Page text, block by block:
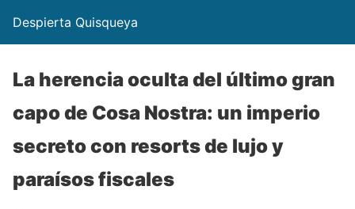
Despierta Quisqueya
La herencia oculta del último gran
capo de Cosa Nostra: un imperio
secreto con resorts de lujo y
paraísos fiscales